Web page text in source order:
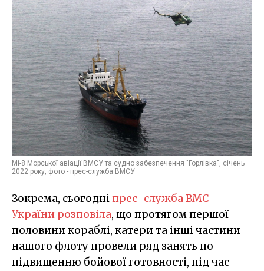
Мі-8 Морської авіації ВМСУ та судно забезпечення "Горлівка", січень
2022 року, фото - прес-служба ВМСУ
Зокрема, сьогодніпрес-служба ВМС
України розповіла, що протягом першої
половини кораблі, катери та інші частини
нашого флоту провели ряд занять по
підвищенню бойової готовності, під час